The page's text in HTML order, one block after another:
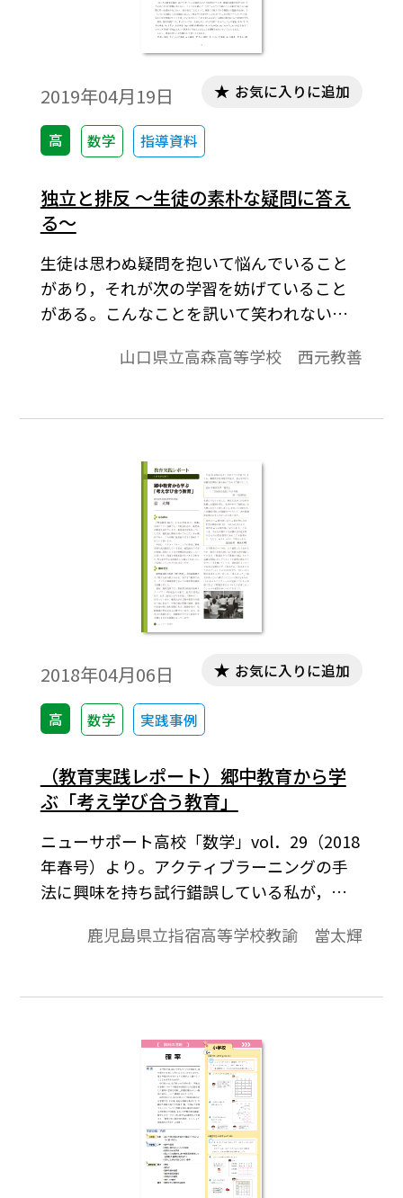
2019年04月19日
高 数学 指導資料
お気に入りに追加
独立と排反 ～生徒の素朴な疑問に答え
る～
生徒は思わぬ疑問を抱いて悩んでいること
があり，それが次の学習を妨げていること
がある。こんなことを訊いて笑われないだ
という思いで，訊けば即座に氷解する疑問
でも噛み砕いて噛んで含めるような授業も
しておくことも大事である。相反するよう
であるが，このバランスが大事である。教
えすぎても教えなさ過ぎてもよくない。食
事と似ている。本稿では，生徒の抱く素朴
な疑問を確率の中から拾ってみる。※文中
の数式は，「Tosho数式エディタ」で作成さ
れています。ワード文書で数式を正しく表示
するためには，「Tosho数式エディタ」が導
入されていることが必要です。会員向け無償
ダウンロードはこちら→https://ten.tokyo-
shoseki.co.jp/login/newenter.php?
wurl=/detail/40776/
山口県立高森高等学校 西元教善
2018年04月06日
高 数学 実践事例
お気に入りに追加
（教育実践レポート）郷中教育から学
ぶ「考え学び合う教育」
ニューサポート高校「数学」vol．29（2018
年春号）より。アクティブラーニングの手
法に興味を持ち試行錯誤している私が，鹿
談を紹介したい。郷中教育とは，薩摩藩独
教えられる，学び合う教育であり，こうし
鹿児島県立指宿高等学校教諭 當太輝